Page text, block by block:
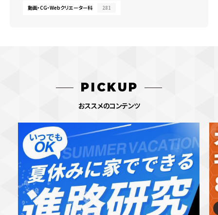
動画・CG・Webクリエーター科 281
PICKUP
おススメのコンテンツ